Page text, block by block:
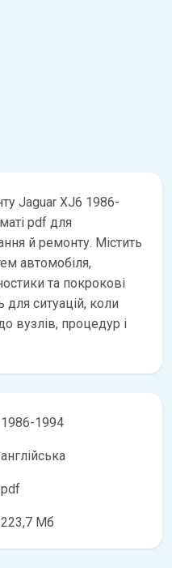
Jaguar XJ6 1986-
pdf для
й ремонту. Містить
автомобіля,
та покрокові
для ситуацій, коли
вузлів, процедур і
1986-1994
англійська
pdf
223,7 Мб